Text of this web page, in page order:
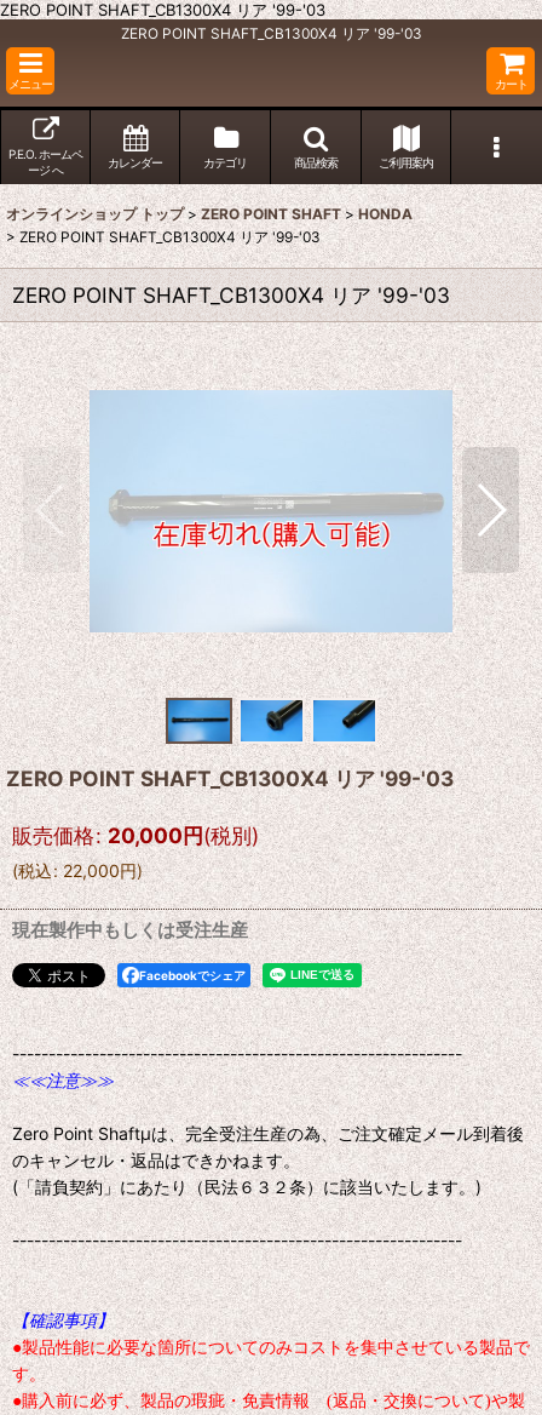
ZERO POINT SHAFT_CB1300X4 リア '99-'03
ZERO POINT SHAFT_CB1300X4 リア '99-'03
メニュー カート
P.E.O. ホームペ
ージ へ
カレンダー カテゴリ 商品検索 ご利用案内
オンラインショップ トップ > ZERO POINT SHAFT > HONDA
> ZERO POINT SHAFT_CB1300X4 リア '99-'03
ZERO POINT SHAFT_CB1300X4 リア '99-'03
ZERO POINT SHAFT_CB1300X4 リア '99-'03
販売価格: 20,000円(税別)
(税込: 22,000円)
現在製作中もしくは受注生産
Facebookでシェア
--------------------------------------------------------------
≪≪注意≫≫
Zero Point Shaftμは、完全受注生産の為、ご注文確定メール到着後
のキャンセル・返品はできかねます。
(「請負契約」にあたり（民法６３２条）に該当いたします。)
--------------------------------------------------------------
【確認事項】
●製品性能に必要な箇所についてのみコストを集中させている製品で
す。
●購入前に必ず、製品の瑕疵・免責情報 (返品・交換について)や製